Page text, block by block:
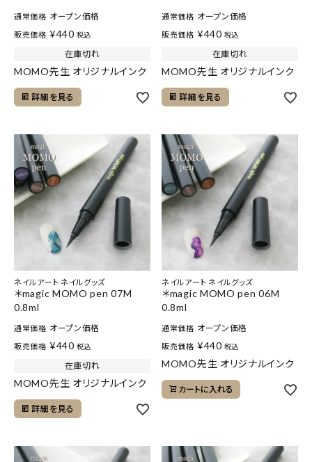
通常価格 オープン価格
販売価格 ¥440 税込
在庫切れ
MOMO先生 オリジナルインク
詳細を見る
通常価格 オープン価格
販売価格 ¥440 税込
在庫切れ
MOMO先生 オリジナルインク
詳細を見る
ネイルアート ネイルグッズ
＊magic MOMO pen 07M
0.8ml
通常価格 オープン価格
販売価格 ¥440 税込
在庫切れ
MOMO先生 オリジナルインク
詳細を見る
ネイルアート ネイルグッズ
＊magic MOMO pen 06M
0.8ml
通常価格 オープン価格
販売価格 ¥440 税込
MOMO先生 オリジナルインク
カートに入れる